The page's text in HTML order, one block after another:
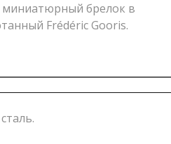
миниатюрный брелок в
Frédéric Gooris.